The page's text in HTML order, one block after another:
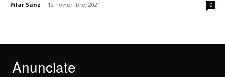
Pilar Sanz - 12 noviembre, 2021 0
Anunciate